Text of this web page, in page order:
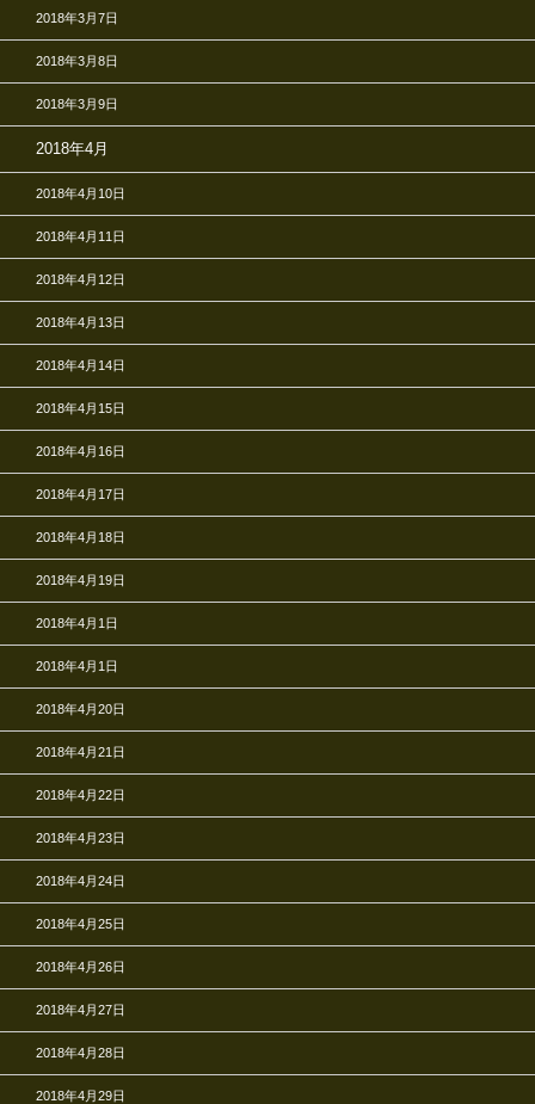
2018年3月7日
2018年3月8日
2018年3月9日
2018年4月
2018年4月10日
2018年4月11日
2018年4月12日
2018年4月13日
2018年4月14日
2018年4月15日
2018年4月16日
2018年4月17日
2018年4月18日
2018年4月19日
2018年4月1日
2018年4月1日
2018年4月20日
2018年4月21日
2018年4月22日
2018年4月23日
2018年4月24日
2018年4月25日
2018年4月26日
2018年4月27日
2018年4月28日
2018年4月29日